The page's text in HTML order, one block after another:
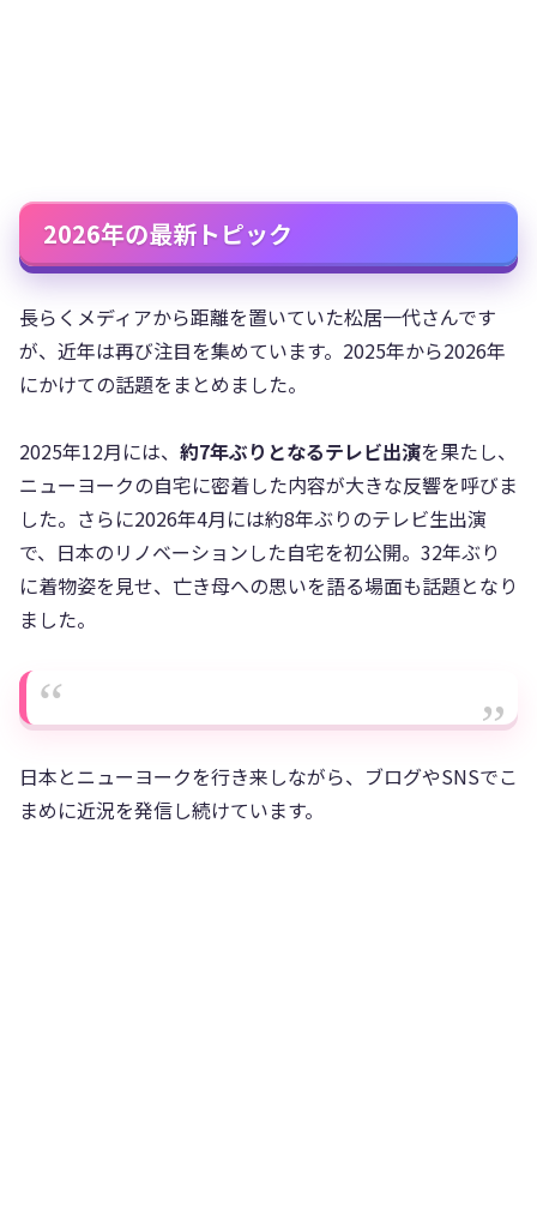
2026年の最新トピック
長らくメディアから距離を置いていた松居一代さんです
が、近年は再び注目を集めています。2025年から2026年
にかけての話題をまとめました。
2025年12月には、 約7年ぶりとなるテレビ出演を果たし、
ニューヨークの自宅に密着した内容が大きな反響を呼びま
した。さらに2026年4月には約8年ぶりのテレビ生出演
で、日本のリノベーションした自宅を初公開。32年ぶり
に着物姿を見せ、亡き母への思いを語る場面も話題となり
ました。
日本とニューヨークを行き来しながら、ブログやSNSでこ
まめに近況を発信し続けています。